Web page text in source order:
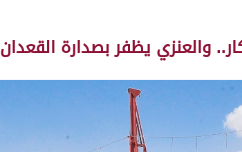
والعنزي يظفر بصدارة القعدان